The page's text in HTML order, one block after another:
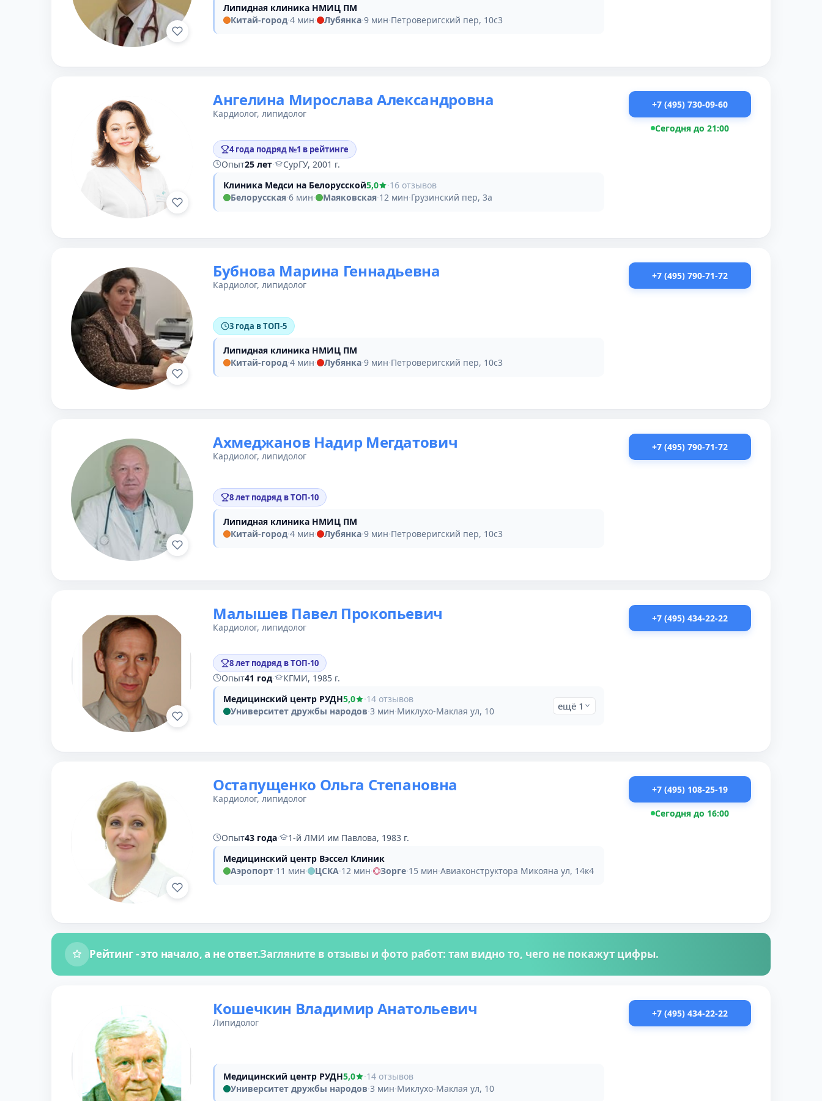
Липидная клиника НМИЦ ПМ
Китай-город·4 мин· Лубянка·9 мин·Петроверигский пер, 10с3
Ангелина Мирослава Александровна
Кардиолог, липидолог
4 года подряд №1 в рейтинге
Опыт25 лет·
СурГУ, 2001 г.
Клиника Медси на Белорусской5,0 ·16 отзывов
Белорусская·6 мин· Маяковская·12 мин·Грузинский пер, 3а
+7 (495) 730-09-60
Сегодня до 21:00
Бубнова Марина Геннадьевна
Кардиолог, липидолог
3 года в ТОП-5
Липидная клиника НМИЦ ПМ
Китай-город·4 мин· Лубянка·9 мин·Петроверигский пер, 10с3
+7 (495) 790-71-72
Ахмеджанов Надир Мегдатович
Кардиолог, липидолог
8 лет подряд в ТОП-10
Липидная клиника НМИЦ ПМ
Китай-город·4 мин· Лубянка·9 мин·Петроверигский пер, 10с3
+7 (495) 790-71-72
Малышев Павел Прокопьевич
Кардиолог, липидолог
8 лет подряд в ТОП-10
Опыт41 год·
КГМИ, 1985 г.
Медицинский центр РУДН5,0 ·14 отзывов
Университет дружбы народов·3 мин·Миклухо-Маклая ул, 10 ещё 1
+7 (495) 434-22-22
Остапущенко Ольга Степановна
Кардиолог, липидолог
Опыт43 года·
1-й ЛМИ им Павлова, 1983 г.
Медицинский центр Вэссел Клиник
Аэропорт·11 мин· ЦСКА·12 мин· Зорге·15 мин·Авиаконструктора Микояна ул, 14к4
+7 (495) 108-25-19
Сегодня до 16:00
Рейтинг - это начало, а не ответ.Загляните в отзывы и фото работ: там видно то, чего не покажут цифры.
Кошечкин Владимир Анатольевич
Липидолог
Медицинский центр РУДН5,0 ·14 отзывов
Университет дружбы народов·3 мин·Миклухо-Маклая ул, 10
+7 (495) 434-22-22